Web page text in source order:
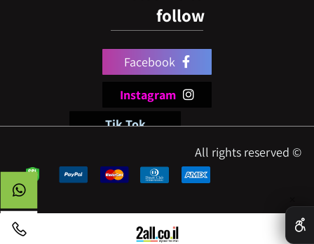
follow
Facebook
Instagram
Tik Tok
© All rights reserved